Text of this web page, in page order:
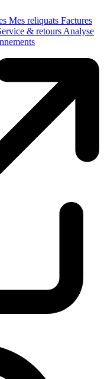
Mes reliquats Factures
& retours Analyse